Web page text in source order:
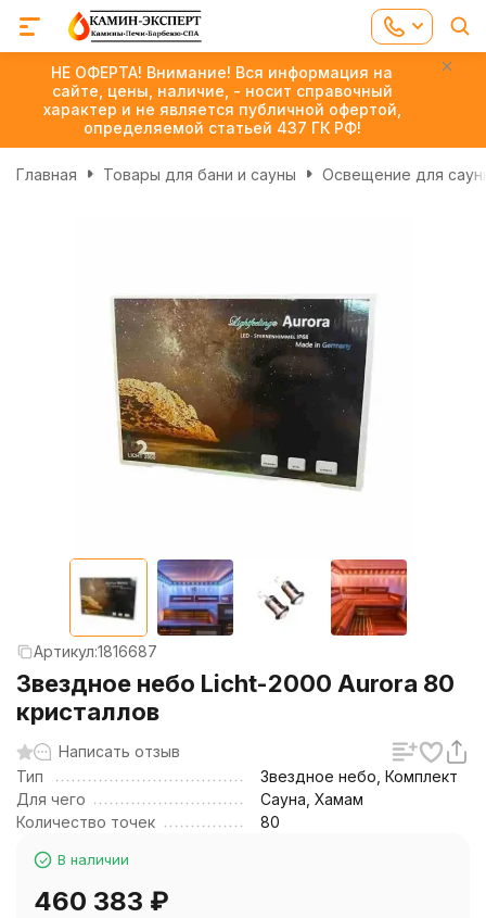
НЕ ОФЕРТА! Внимание! Вся информация на
сайте, цены, наличие, - носит справочный
характер и не является публичной офертой,
определяемой статьей 437 ГК РФ!
Главная Товары для бани и сауны Освещение для
Артикул:1816687
Звездное небо Licht-2000 Aurora 80
кристаллов
Написать отзыв
Тип
Звездное небо, Комплект
Для чего
Сауна, Хамам
Количество точек
80
В наличии
460 383 ₽